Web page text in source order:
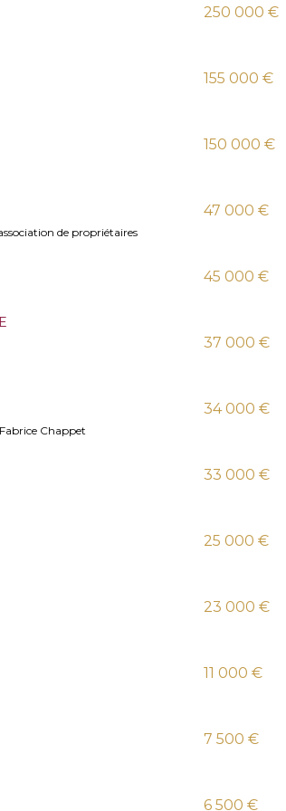
250 000 €
155 000 €
150 000 €
de propriétaires
47 000 €
45 000 €
37 000 €
Chappet
34 000 €
33 000 €
25 000 €
23 000 €
11 000 €
7 500 €
6 500 €